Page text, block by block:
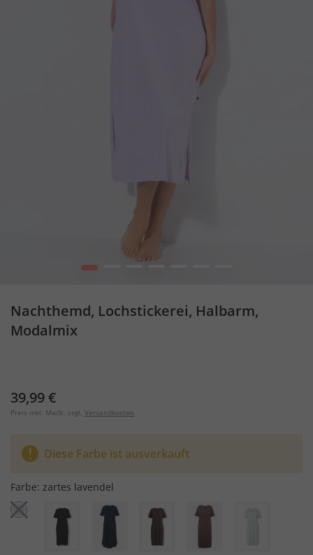
1
Nachthemd, Lochstickerei, Halbarm,
Modalmix
39,99 €
Preis inkl. MwSt. zzgl. Versandkosten
Diese Farbe ist ausverkauft
Farbe: zartes lavendel